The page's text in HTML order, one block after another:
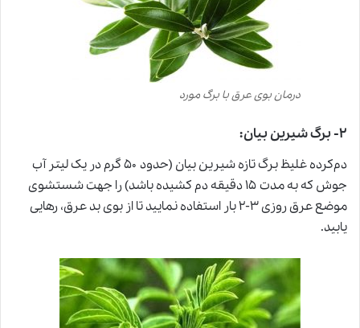
درمان بوی عرق با برگ مورد
۲- برگ شیرین بیان:
دم‌کرده غلیظ برگ تازه شیرین بیان (حدود ۵۰ گرم در یک لیتر آب
جوش که به مدت ۱۵ دقیقه دم کشیده باشد) را جهت شستشوی
موضع عرق روزی ۳-۲ بار استفاده نمایید تا از بوی بد عرق، رهایی
یابید.